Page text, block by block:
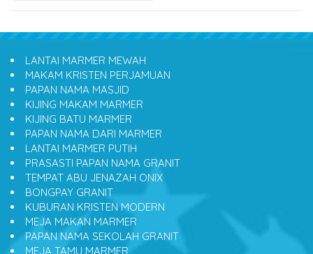
LANTAI MARMER MEWAH
MAKAM KRISTEN PERJAMUAN
PAPAN NAMA MASJID
KIJING MAKAM MARMER
KIJING BATU MARMER
PAPAN NAMA DARI MARMER
LANTAI MARMER PUTIH
PRASASTI PAPAN NAMA GRANIT
TEMPAT ABU JENAZAH ONIX
BONGPAY GRANIT
KUBURAN KRISTEN MODERN
MEJA MAKAN MARMER
PAPAN NAMA SEKOLAH GRANIT
MEJA TAMU MARMER